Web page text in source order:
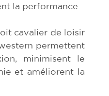
la performance.
cavalier de loisir
permettent
minimisent le
et améliorent la